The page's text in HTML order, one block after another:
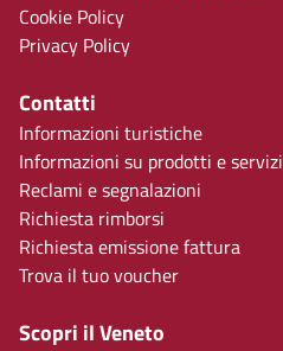
Cookie Policy
Privacy Policy
Contatti
Informazioni turistiche
Informazioni su prodotti e servizi
Reclami e segnalazioni
Richiesta rimborsi
Richiesta emissione fattura
Trova il tuo voucher
Scopri il Veneto